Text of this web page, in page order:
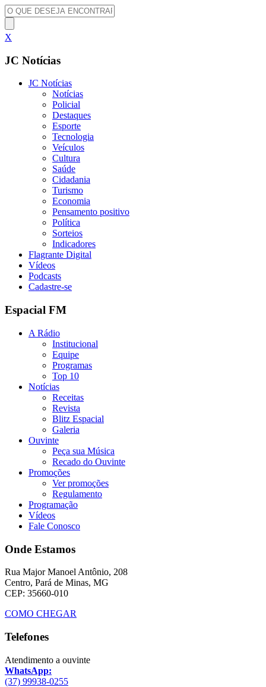
X
JC Notícias
JC Notícias
Notícias
Policial
Destaques
Esporte
Tecnologia
Veículos
Cultura
Saúde
Cidadania
Turismo
Economia
Pensamento positivo
Política
Sorteios
Indicadores
Flagrante Digital
Vídeos
Podcasts
Cadastre-se
Espacial FM
A Rádio
Institucional
Equipe
Programas
Top 10
Notícias
Receitas
Revista
Blitz Espacial
Galeria
Ouvinte
Peça sua Música
Recado do Ouvinte
Promoções
Ver promoções
Regulamento
Programação
Vídeos
Fale Conosco
Onde Estamos
Rua Major Manoel Antônio, 208
Centro, Pará de Minas, MG
CEP: 35660-010
COMO CHEGAR
Telefones
Atendimento a ouvinte
WhatsApp:
(37) 99938-0255